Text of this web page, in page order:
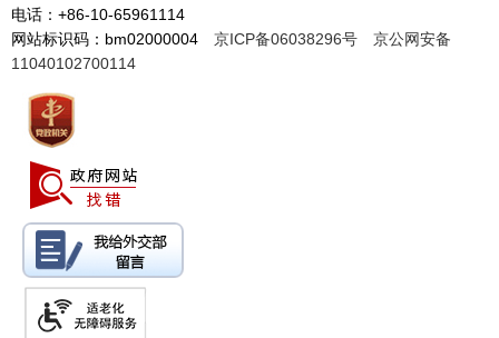
电话：+86-10-65961114
网站标识码：bm02000004 京ICP备06038296号
京公网安备
11040102700114